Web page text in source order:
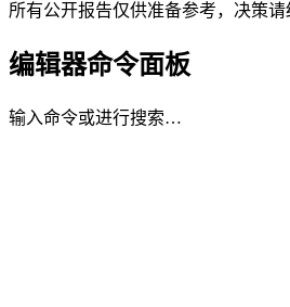
所有公开报告仅供准备参考，决策
编辑器命令面板
输入命令或进行搜索…